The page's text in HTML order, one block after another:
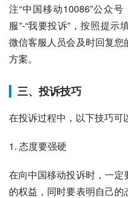
注“中国移动10086”公众号
服”-“我要投诉”，按照提示
微信客服人员会及时回复
方案。
三、投诉技巧
在投诉过程中，以下技巧可
1. 态度要强硬
在向中国移动投诉时，一
的权益，同时要表明自己